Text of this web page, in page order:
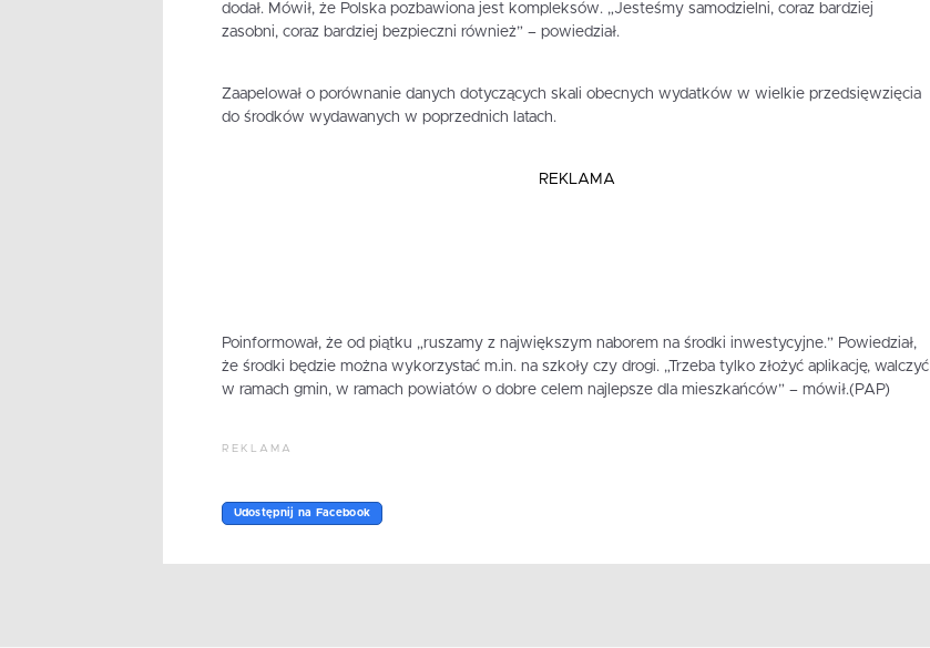
dodał. Mówił, że Polska pozbawiona jest kompleksów. „Jesteśmy samodzielni, coraz bardziej
zasobni, coraz bardziej bezpieczni również” – powiedział.
Zaapelował o porównanie danych dotyczących skali obecnych wydatków w wielkie przedsięwzięcia
do środków wydawanych w poprzednich latach.
REKLAMA
Poinformował, że od piątku „ruszamy z największym naborem na środki inwestycyjne.” Powiedział,
że środki będzie można wykorzystać m.in. na szkoły czy drogi. „Trzeba tylko złożyć aplikację, walczyć
w ramach gmin, w ramach powiatów o dobre celem najlepsze dla mieszkańców” – mówił.(PAP)
REKLAMA
Udostępnij na Facebook